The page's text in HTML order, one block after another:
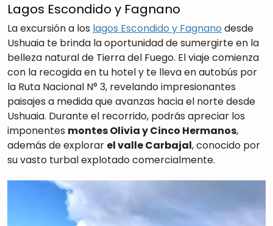
Lagos Escondido y Fagnano
La excursión a los lagos Escondido y Fagnano desde
Ushuaia te brinda la oportunidad de sumergirte en la
belleza natural de Tierra del Fuego. El viaje comienza
con la recogida en tu hotel y te lleva en autobús por
la Ruta Nacional N° 3, revelando impresionantes
paisajes a medida que avanzas hacia el norte desde
Ushuaia. Durante el recorrido, podrás apreciar los
imponentes montes Olivia y Cinco Hermanos,
además de explorar el valle Carbajal, conocido por
su vasto turbal explotado comercialmente.